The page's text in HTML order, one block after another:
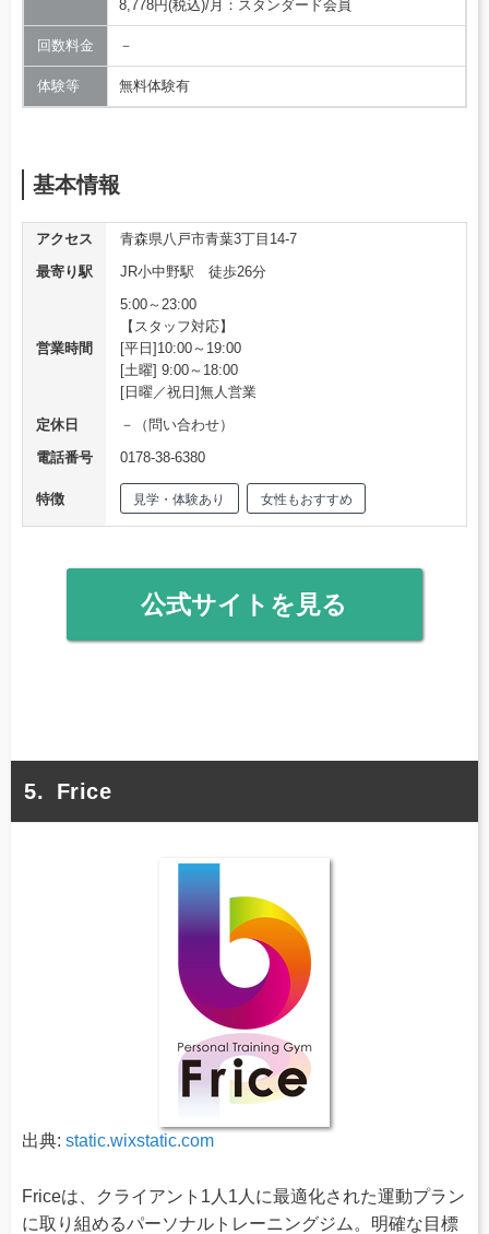
8,778円(税込)/月：スタンダード会員
回数料金 －
体験等 無料体験有
基本情報
アクセス
青森県八戸市青葉3丁目14-7
最寄り駅
JR小中野駅 徒歩26分
営業時間
5:00～23:00
【スタッフ対応】
[平日]10:00～19:00
[土曜] 9:00～18:00
[日曜／祝日]無人営業
定休日
－（問い合わせ）
電話番号
0178-38-6380
特徴 見学・体験あり 女性もおすすめ
公式サイトを見る
Frice
出典: static.wixstatic.com
Friceは、クライアント1人1人に最適化された運動プラン
に取り組めるパーソナルトレーニングジム。明確な目標